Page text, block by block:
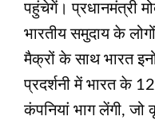
पहुंचेगें। प्रधानमंत्री
भारतीय समुदाय के
मैक्रों के साथ भारत
प्रदर्शनी में भारत के
कंपनियां भाग लेंगी, जो